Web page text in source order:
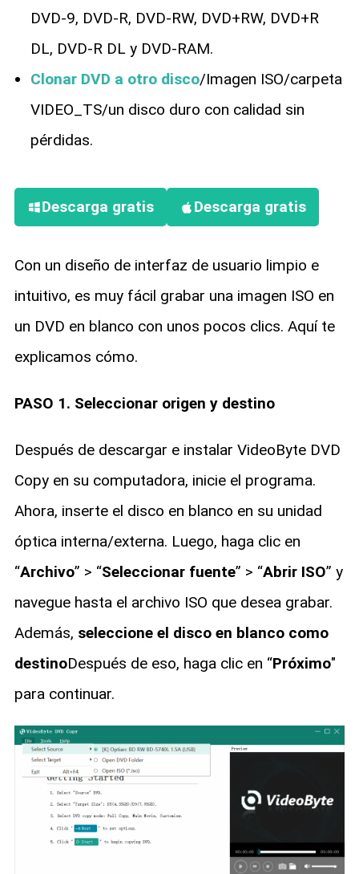
DVD-9, DVD-R, DVD-RW, DVD+RW, DVD+R
DL, DVD-R DL y DVD-RAM.
Clonar DVD a otro disco/Imagen ISO/carpeta
VIDEO_TS/un disco duro con calidad sin
pérdidas.
Descarga gratis Descarga gratis
Con un diseño de interfaz de usuario limpio e
intuitivo, es muy fácil grabar una imagen ISO en
un DVD en blanco con unos pocos clics. Aquí te
explicamos cómo.
PASO 1. Seleccionar origen y destino
Después de descargar e instalar VideoByte DVD
Copy en su computadora, inicie el programa.
Ahora, inserte el disco en blanco en su unidad
óptica interna/externa. Luego, haga clic en
“Archivo” > “Seleccionar fuente” > “Abrir ISO” y
navegue hasta el archivo ISO que desea grabar.
Además, seleccione el disco en blanco como
destinoDespués de eso, haga clic en “Próximo"
para continuar.